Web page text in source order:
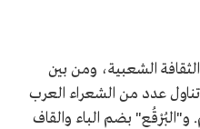
الشعبية، ومن بين
عدد من الشعراء العرب
و"البُرْقُع" بضم الباء والقاف